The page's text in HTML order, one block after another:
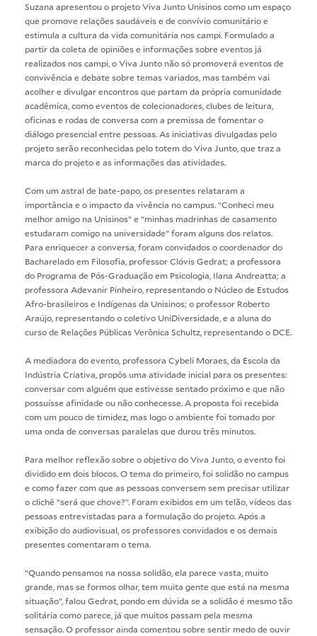
Suzana apresentou o projeto Viva Junto Unisinos como um espaço
que promove relações saudáveis e de convívio comunitário e
estimula a cultura da vida comunitária nos campi. Formulado a
partir da coleta de opiniões e informações sobre eventos já
realizados nos campi, o Viva Junto não só promoverá eventos de
convivência e debate sobre temas variados, mas também vai
acolher e divulgar encontros que partam da própria comunidade
acadêmica, como eventos de colecionadores, clubes de leitura,
oficinas e rodas de conversa com a premissa de fomentar o
diálogo presencial entre pessoas. As iniciativas divulgadas pelo
projeto serão reconhecidas pelo totem do Viva Junto, que traz a
marca do projeto e as informações das atividades.
Com um astral de bate-papo, os presentes relataram a
importância e o impacto da vivência no campus. “Conheci meu
melhor amigo na Unisinos” e “minhas madrinhas de casamento
estudaram comigo na universidade” foram alguns dos relatos.
Para enriquecer a conversa, foram convidados o coordenador do
Bacharelado em Filosofia, professor Clóvis Gedrat; a professora
do Programa de Pós-Graduação em Psicologia, Ilana Andreatta; a
professora Adevanir Pinheiro, representando o Núcleo de Estudos
Afro-brasileiros e Indígenas da Unisinos; o professor Roberto
Araújo, representando o coletivo UniDiversidade, e a aluna do
curso de Relações Públicas Verônica Schultz, representando o DCE.
A mediadora do evento, professora Cybeli Moraes, da Escola da
Indústria Criativa, propôs uma atividade inicial para os presentes:
conversar com alguém que estivesse sentado próximo e que não
possuísse afinidade ou não conhecesse. A proposta foi recebida
com um pouco de timidez, mas logo o ambiente foi tomado por
uma onda de conversas paralelas que durou três minutos.
Para melhor reflexão sobre o objetivo do Viva Junto, o evento foi
dividido em dois blocos. O tema do primeiro, foi solidão no campus
e como fazer com que as pessoas conversem sem precisar utilizar
o clichê “será que chove?”. Foram exibidos em um telão, vídeos das
pessoas entrevistadas para a formulação do projeto. Após a
exibição do audiovisual, os professores convidados e os demais
presentes comentaram o tema.
“Quando pensamos na nossa solidão, ela parece vasta, muito
grande, mas se formos olhar, tem muita gente que está na mesma
situação”, falou Gedrat, pondo em dúvida se a solidão é mesmo tão
solitária como parece, já que muitos passam pela mesma
sensação. O professor ainda comentou sobre sentir medo de ouvir